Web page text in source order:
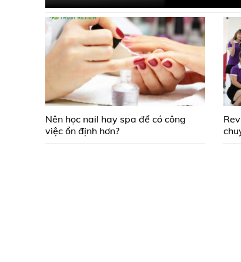
Nên học nail hay spa để có công
việc ổn định hơn?